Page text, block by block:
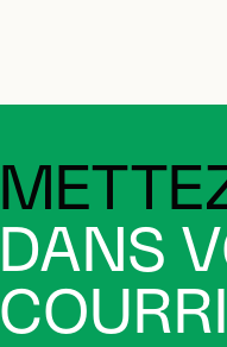
DANS